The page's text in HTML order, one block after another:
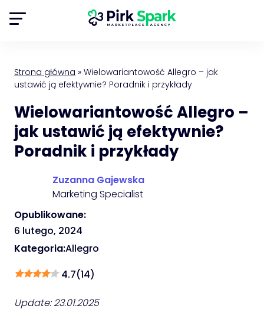
Strona główna » Wielowariantowość Allegro – jak
ustawić ją efektywnie? Poradnik i przykłady
Wielowariantowość Allegro –
jak ustawić ją efektywnie?
Poradnik i przykłady
Zuzanna Gajewska
Marketing Specialist
Opublikowane:
6 lutego, 2024
Kategoria:Allegro
4.7(14)
Update: 23.01.2025